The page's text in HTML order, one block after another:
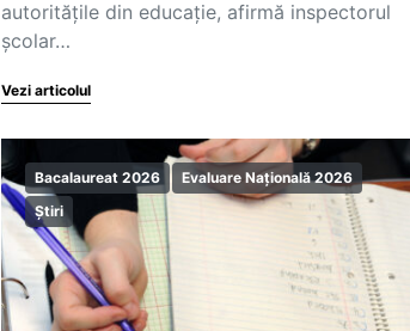
autoritățile din educație, afirmă inspectorul
școlar…
Vezi articolul
Bacalaureat 2026
Evaluare Națională 2026
Știri